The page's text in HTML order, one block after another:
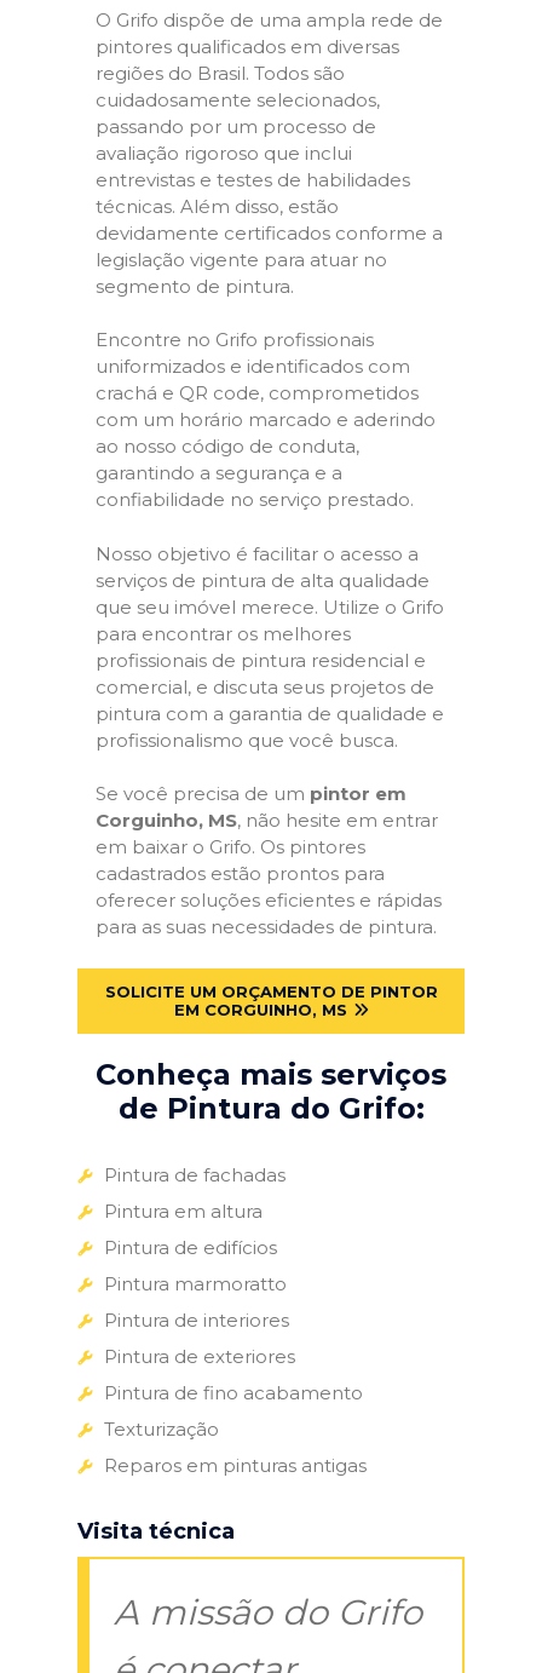
O Grifo dispõe de uma ampla rede de
pintores qualificados em diversas
regiões do Brasil. Todos são
cuidadosamente selecionados,
passando por um processo de
avaliação rigoroso que inclui
entrevistas e testes de habilidades
técnicas. Além disso, estão
devidamente certificados conforme a
legislação vigente para atuar no
segmento de pintura.
Encontre no Grifo profissionais
uniformizados e identificados com
crachá e QR code, comprometidos
com um horário marcado e aderindo
ao nosso código de conduta,
garantindo a segurança e a
confiabilidade no serviço prestado.
Nosso objetivo é facilitar o acesso a
serviços de pintura de alta qualidade
que seu imóvel merece. Utilize o Grifo
para encontrar os melhores
profissionais de pintura residencial e
comercial, e discuta seus projetos de
pintura com a garantia de qualidade e
profissionalismo que você busca.
Se você precisa de um pintor em
Corguinho, MS, não hesite em entrar
em baixar o Grifo. Os pintores
cadastrados estão prontos para
oferecer soluções eficientes e rápidas
para as suas necessidades de pintura.
SOLICITE UM ORÇAMENTO DE PINTOR
EM CORGUINHO, MS
Conheça mais serviços
de Pintura do Grifo:
Pintura de fachadas
Pintura em altura
Pintura de edifícios
Pintura marmoratto
Pintura de interiores
Pintura de exteriores
Pintura de fino acabamento
Texturização
Reparos em pinturas antigas
Visita técnica
A missão do Grifo